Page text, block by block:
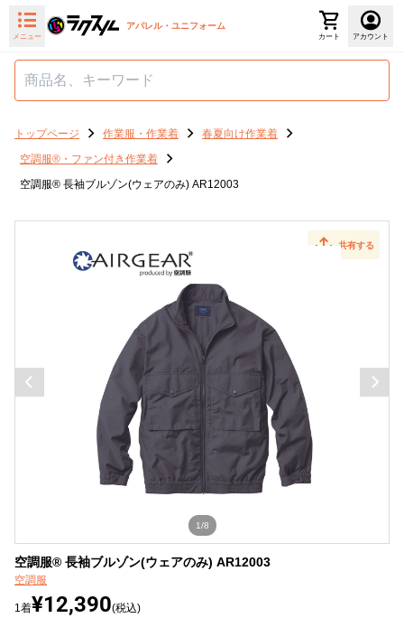
メニュー
アパレル・ユニフォーム
カート アカウント
トップページ 作業服・作業着
春夏向け作業着
空調服®・ファン付き作業着
空調服® 長袖ブルゾン(ウェアのみ) AR12003
共有する
1/8
空調服® 長袖ブルゾン(ウェアのみ) AR12003
空調服
1着¥12,390(税込)